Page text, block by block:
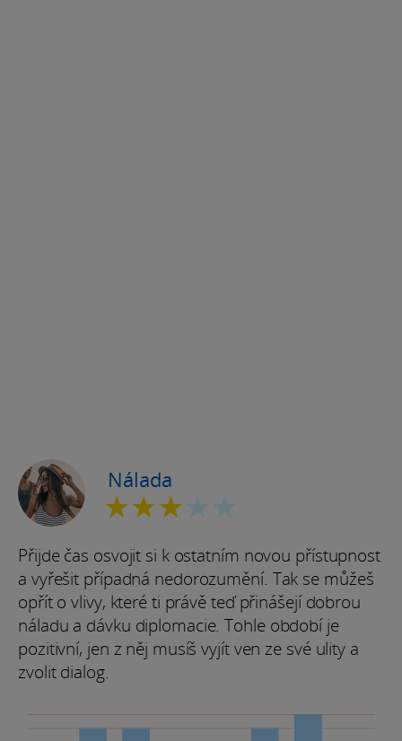
Nálada
★★★★★
Přijde čas osvojit si k ostatním novou přístupnost
a vyřešit případná nedorozumění. Tak se můžeš
opřít o vlivy, které ti právě teď přinášejí dobrou
náladu a dávku diplomacie. Tohle období je
pozitivní, jen z něj musíš vyjít ven ze své ulity a
zvolit dialog.